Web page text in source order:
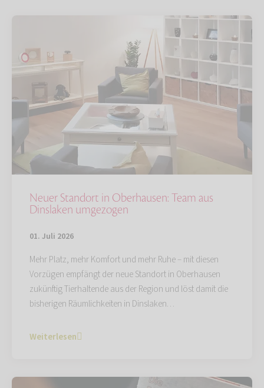
Neuer Standort in Oberhausen: Team aus
Dinslaken umgezogen
01. Juli 2026
Mehr Platz, mehr Komfort und mehr Ruhe – mit diesen
Vorzügen empfängt der neue Standort in Oberhausen
zukünftig Tierhaltende aus der Region und löst damit die
bisherigen Räumlichkeiten in Dinslaken…
Weiterlesen